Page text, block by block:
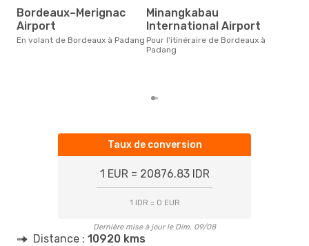
Bordeaux–Merignac
Airport
En volant de Bordeaux à Padang
Minangkabau
International Airport
Pour l'itinéraire de Bordeaux à
Padang
Taux de conversion
1 EUR = 20876.83 IDR
1 IDR = 0 EUR
Dernière mise à jour le Dim. 09/08
Distance : 10920 kms